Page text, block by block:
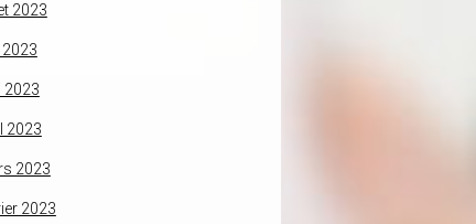
2023
2023
2023
2023
2023
2023